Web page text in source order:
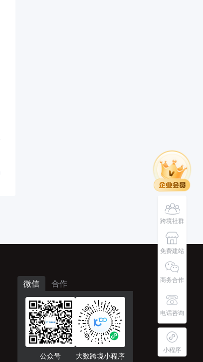
跨境社群
免费建站
商务合作
电话咨询
小程序
微信 合作
公众号 大数跨境小程序